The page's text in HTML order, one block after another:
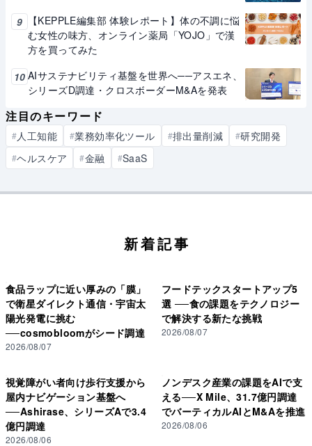
9
【KEPPLE編集部 体験レポート】体の不調に悩
む女性の味方、オンライン薬局「YOJO」で漢
方を買ってみた
10 AIサステナビリティ基盤を世界へ──アスエネ、
シリーズD調達・クロスボーダーM&Aを発表
注目のキーワード
#人工知能 #業務効率化ツール #排出量削減 #研究開発
#ヘルスケア #金融 #SaaS
新着記事
食品ラップに近い厚みの「膜」
で衛星ダイレクト通信・宇宙太
陽光発電に挑む
──cosmobloomがシード調達
2026/08/07
フードテックスタートアップ5
選 ──食の課題をテクノロジー
で解決する新たな挑戦
2026/08/07
視覚障がい者向け歩行支援から
屋内ナビゲーション基盤へ
──Ashirase、シリーズAで3.4
億円調達
2026/08/06
ノンデスク産業の課題をAIで支
える──X Mile、31.7億円調達
でバーティカルAIとM&Aを推進
2026/08/06